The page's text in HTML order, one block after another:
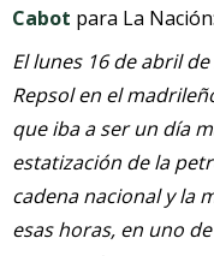
Cabot para La Nación:
El lunes 16 de abril
Repsol en el
que iba a ser un día
estatización de la
cadena nacional y la
esas horas, en uno